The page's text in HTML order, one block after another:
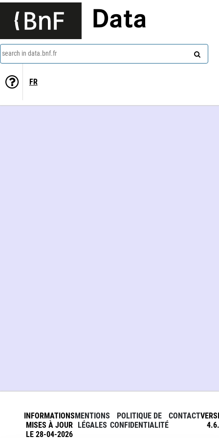
Data
search in data.bnf.fr
FR
INFORMATIONS
MISES À JOUR
LE 28-04-2026
MENTIONS
LÉGALES
POLITIQUE DE
CONFIDENTIALITÉ
CONTACT